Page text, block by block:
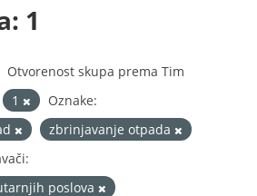
1
Otvorenost skupa prema Tim
1
Oznake:
zbrinjavanje otpada
poslova